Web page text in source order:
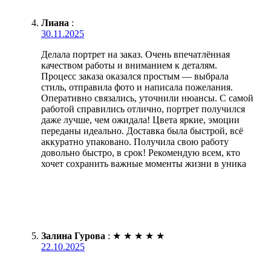
Лиана :
30.11.2025
Делала портрет на заказ. Очень впечатлённая
качеством работы и вниманием к деталям.
Процесс заказа оказался простым — выбрала
стиль, отправила фото и написала пожелания.
Оперативно связались, уточнили нюансы. С самой
работой справились отлично, портрет получился
даже лучше, чем ожидала! Цвета яркие, эмоции
переданы идеально. Доставка была быстрой, всё
аккуратно упаковано. Получила свою работу
довольно быстро, в срок! Рекомендую всем, кто
хочет сохранить важные моменты жизни в уника
Залина Гурова : ★ ★ ★ ★ ★
22.10.2025